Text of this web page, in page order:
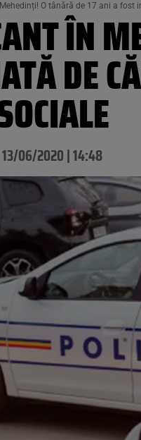
O tânără de 17 ani a fost
ÎN
DE
13/06/2020 | 14:48